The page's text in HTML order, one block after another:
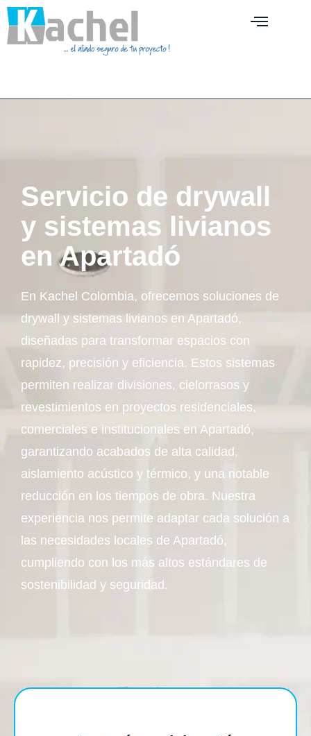
Servicio de drywall
y sistemas livianos
en Apartadó
En Kachel Colombia, ofrecemos soluciones de
drywall y sistemas livianos en Apartadó,
diseñadas para transformar espacios con
rapidez, precisión y eficiencia. Estos sistemas
permiten realizar divisiones, cielorrasos y
revestimientos en proyectos residenciales,
comerciales e institucionales en Apartadó,
garantizando acabados de alta calidad,
aislamiento acústico y térmico, y una notable
reducción en los tiempos de obra. Nuestra
experiencia nos permite adaptar cada solución a
las necesidades locales de Apartadó,
cumpliendo con los más altos estándares de
sostenibilidad y seguridad.